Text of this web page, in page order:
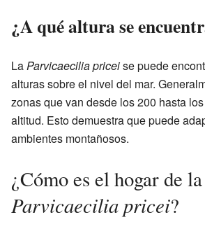
¿A qué altura se
LaParvicaecilia priceise puede
alturas sobre el nivel del mar.
zonas que van desde los 200 hasta
altitud. Esto demuestra que puede
ambientes montañosos.
¿Cómo es el hogar de la
Parvicaecilia pricei?